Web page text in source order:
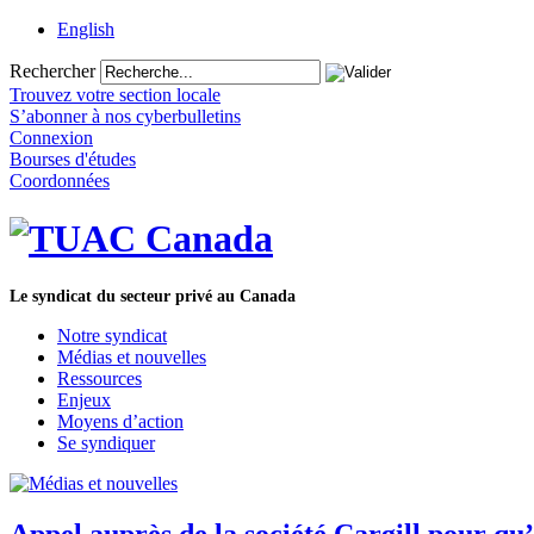
English
Rechercher
Trouvez votre section locale
S’abonner à nos cyberbulletins
Connexion
Bourses d'études
Coordonnées
Le syndicat du secteur privé au Canada
Notre syndicat
Médias et nouvelles
Ressources
Enjeux
Moyens d’action
Se syndiquer